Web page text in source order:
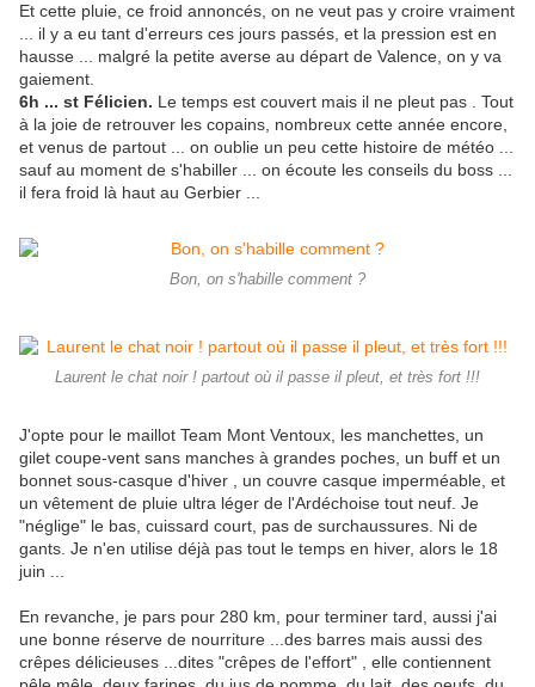
Et cette pluie, ce froid annoncés, on ne veut pas y croire vraiment
... il y a eu tant d'erreurs ces jours passés, et la pression est en
hausse ... malgré la petite averse au départ de Valence, on y va
gaiement.
6h ... st Félicien. Le temps est couvert mais il ne pleut pas . Tout
à la joie de retrouver les copains, nombreux cette année encore,
et venus de partout ... on oublie un peu cette histoire de météo ...
sauf au moment de s'habiller ... on écoute les conseils du boss ...
il fera froid là haut au Gerbier ...
Bon, on s'habille comment ?
Laurent le chat noir ! partout où il passe il pleut, et très fort !!!
J'opte pour le maillot Team Mont Ventoux, les manchettes, un
gilet coupe-vent sans manches à grandes poches, un buff et un
bonnet sous-casque d'hiver , un couvre casque imperméable, et
un vêtement de pluie ultra léger de l'Ardéchoise tout neuf. Je
"néglige" le bas, cuissard court, pas de surchaussures. Ni de
gants. Je n'en utilise déjà pas tout le temps en hiver, alors le 18
juin ...
En revanche, je pars pour 280 km, pour terminer tard, aussi j'ai
une bonne réserve de nourriture ...des barres mais aussi des
crêpes délicieuses ...dites "crêpes de l'effort" , elle contiennent